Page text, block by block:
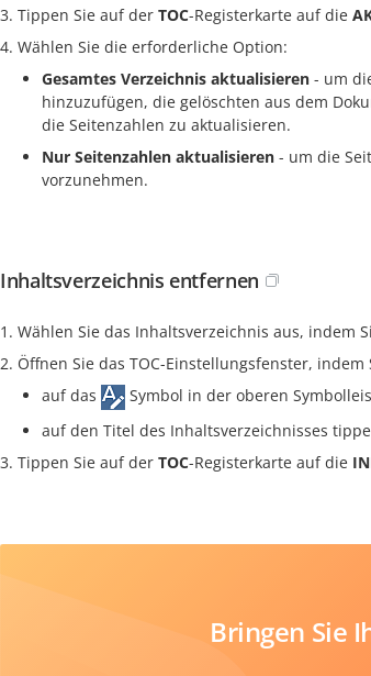
Tippen Sie auf der TOC-Registerkarte auf die
Wählen Sie die erforderliche Option:
Gesamtes Verzeichnis aktualisieren - um
hinzuzufügen, die gelöschten aus dem
die Seitenzahlen zu aktualisieren.
Nur Seitenzahlen aktualisieren - um die
vorzunehmen.
Inhaltsverzeichnis entfernen
Wählen Sie das Inhaltsverzeichnis aus, indem
Öffnen Sie das TOC-Einstellungsfenster, indem
auf das
Symbol in der oberen
auf den Titel des Inhaltsverzeichnisses
Tippen Sie auf der TOC-Registerkarte auf die
Bringen Sie